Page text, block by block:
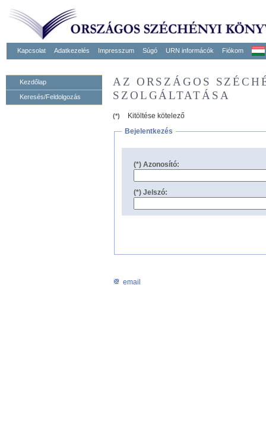
Kapcsolat Adatkezelés Impresszum Súgó URN informácók Fiókom
Kezdőlap
Keresés/Feldolgozás
AZ ORSZÁGOS
SZOLGÁLTATÁSA
(*)
Kitöltése kötelező
Bejelentkezés
(*) Azonosító:
(*) Jelszó:
email